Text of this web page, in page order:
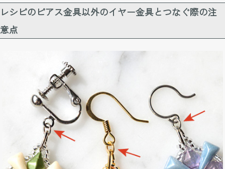
レシピのピアス金具以外のイヤー金具とつなぐ際の注
意点